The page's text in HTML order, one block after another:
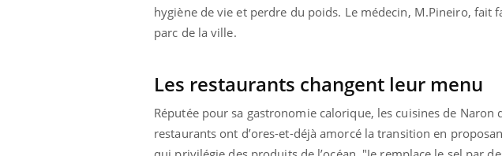
hygiène de vie et perdre du poids. Le médecin, M.Pineiro, fait
parc de la ville.
Les restaurants changent leur menu
Réputée pour sa gastronomie calorique, les cuisines de Naron
restaurants ont d’ores-et-déjà amorcé la transition en
diabète, c'est une période de questions, de
défis, mais ...
Un établissement lié à un
mutualiste innove en matière